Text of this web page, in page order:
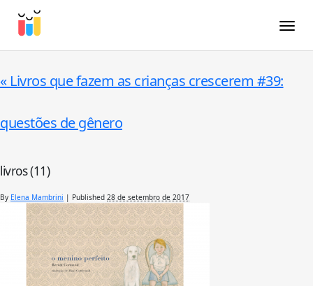
« Livros que fazem as crianças crescerem #39:
questões de gênero
livros (11)
By Elena Mambrini | Published 28 de setembro de 2017